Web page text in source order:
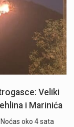
Veliki
i Marinića
oko 4 sata